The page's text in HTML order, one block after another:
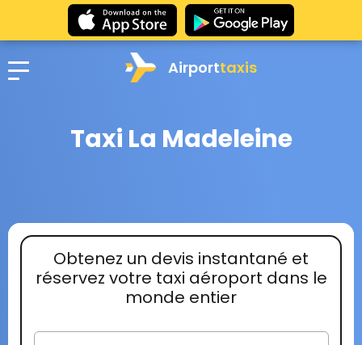
Airporttaxis
Taxi La Madeleine
Obtenez un devis instantané et
réservez votre taxi aéroport dans le
monde entier